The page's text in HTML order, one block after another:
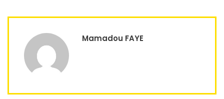
Mamadou FAYE